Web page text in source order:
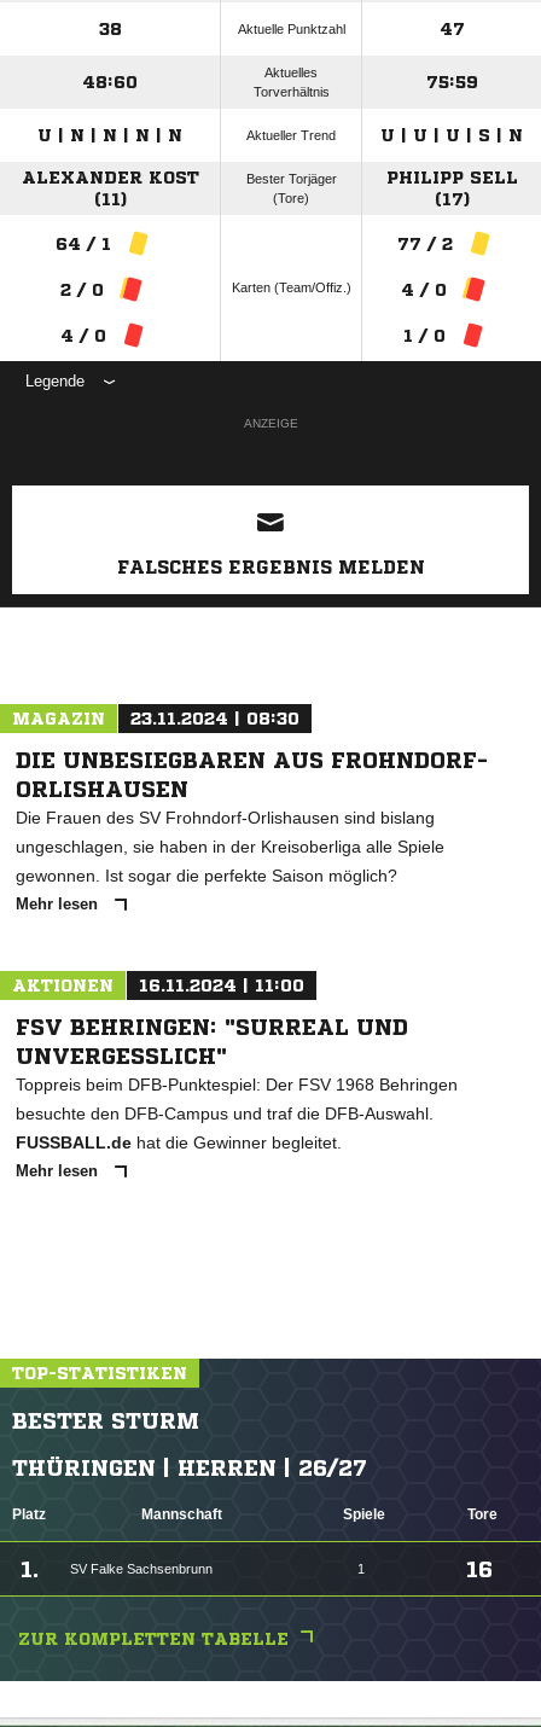
38 Aktuelle Punktzahl 47
48:60
Aktuelles
Torverhältnis
75:59
U | N | N | N | N Aktueller Trend U | U | U | S | N
ALEXANDER KOST
(11)
Bester Torjäger
(Tore)
PHILIPP SELL
(17)
64 / 1
2 / 0
4 / 0
Karten (Team/Offiz.)
77 / 2
4 / 0
1 / 0
Legende
ANZEIGE
FALSCHES ERGEBNIS MELDEN
MAGAZIN 23.11.2024 | 08:30
DIE UNBESIEGBAREN AUS FROHNDORF-
ORLISHAUSEN
Die Frauen des SV Frohndorf-Orlishausen sind bislang
ungeschlagen, sie haben in der Kreisoberliga alle Spiele
gewonnen. Ist sogar die perfekte Saison möglich?
Mehr lesen
AKTIONEN 16.11.2024 | 11:00
FSV BEHRINGEN: "SURREAL UND
UNVERGESSLICH"
Toppreis beim DFB-Punktespiel: Der FSV 1968 Behringen
besuchte den DFB-Campus und traf die DFB-Auswahl.
FUSSBALL.de hat die Gewinner begleitet.
Mehr lesen
TOP-STATISTIKEN
BESTER STURM
THÜRINGEN | HERREN | 26/27
Platz Mannschaft Spiele Tore
1. SV Falke Sachsenbrunn 1 16
ZUR KOMPLETTEN TABELLE